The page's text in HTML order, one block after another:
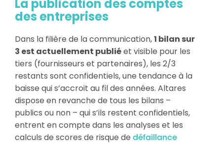
La publication des comptes
des entreprises
Dans la filière de la communication,1 bilan sur
3 est actuellement publiéet visible pour les
tiers (fournisseurs et partenaires), les 2/3
restants sont confidentiels, une tendance à la
baisse qui s’accroit au fil des années. Altares
dispose en revanche de tous les bilans –
publics ou non – qui s’ils restent confidentiels,
entrent en compte dans les analyses et les
calculs de scores de risque de défaillance